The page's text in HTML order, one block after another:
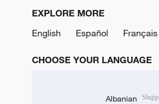
EXPLORE MORE
English
Español Français
CHOOSE YOUR LANGUAGE
Albanian Shqip